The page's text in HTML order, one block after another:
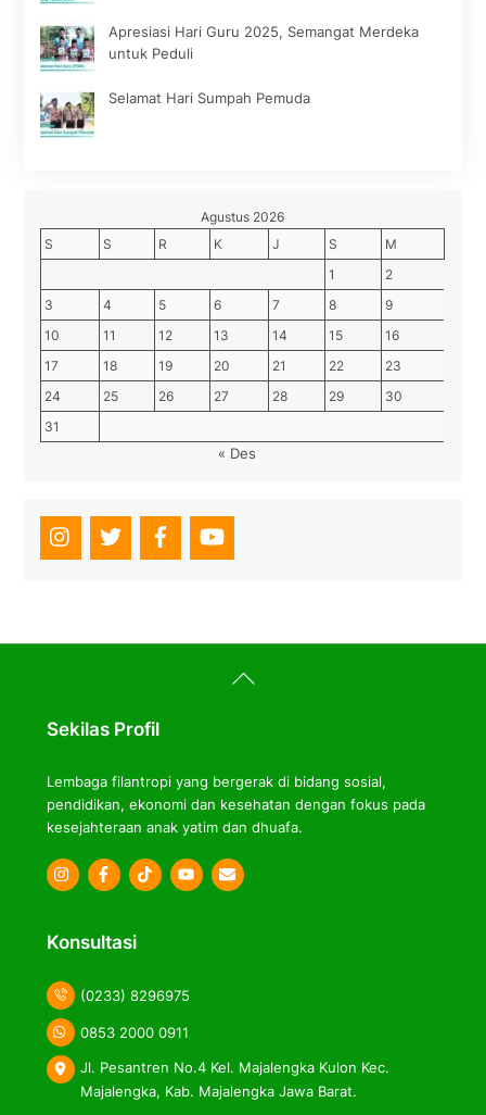
Apresiasi Hari Guru 2025, Semangat Merdeka
untuk Peduli
Selamat Hari Sumpah Pemuda
Agustus 2026
S
S R K J S
M
1
2
3
4 5 6 7 8
9
10
11 12 13 14 15
16
17
18 19 20 21 22
23
24
25 26 27 28 29
30
31
« Des
Back
To
Sekilas Profil
Lembaga filantropi yang bergerak di bidang sosial,
pendidikan, ekonomi dan kesehatan dengan fokus pada
kesejahteraan anak yatim dan dhuafa.
Icon
Icon
Icon
Konsultasi
(0233) 8296975
0853 2000 0911
Jl. Pesantren No.4 Kel. Majalengka Kulon Kec.
Majalengka, Kab. Majalengka Jawa Barat.